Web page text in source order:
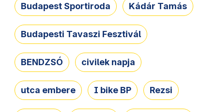
Budapest Sportiroda Kádár Tamás
Budapesti Tavaszi Fesztivál
BENDZSÓ civilek napja
utca embere I bike BP Rezsi